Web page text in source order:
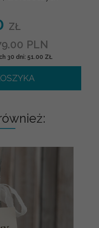
ZŁ
PLN
30 dni: 51.00 ZŁ